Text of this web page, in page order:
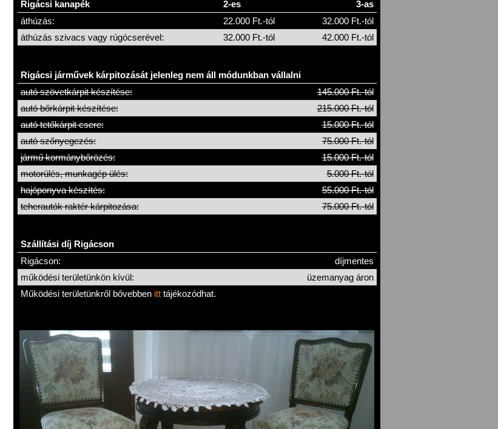
Rigácsi kanapék 2-es
3-as
áthúzás:
22.000 Ft.-tól
32.000 Ft.-tól
áthúzás szivacs vagy rúgócserével:
32.000 Ft.-tól 42.000 Ft.-tól
Rigácsi járművek kárpitozását jelenleg nem áll módunkban vállalni
autó szövetkárpit készítése:
145.000 Ft.-tól
autó bőrkárpit készítése:
215.000 Ft.-tól
autó tetőkárpit csere:
15.000 Ft.-tól
autó szőnyegezés:
75.000 Ft.-tól
jármű kormánybőrözés:
15.000 Ft.-tól
motorülés, munkagép ülés:
5.000 Ft.-tól
hajóponyva készítés:
55.000 Ft.-tól
teherautók raktér kárpitozása:
75.000 Ft.-tól
Szállítási díj Rigácson
Rigácson:
díjmentes
működési területünkön kívül:
üzemanyag áron
Működési területünkről bővebben itttájékozódhat.